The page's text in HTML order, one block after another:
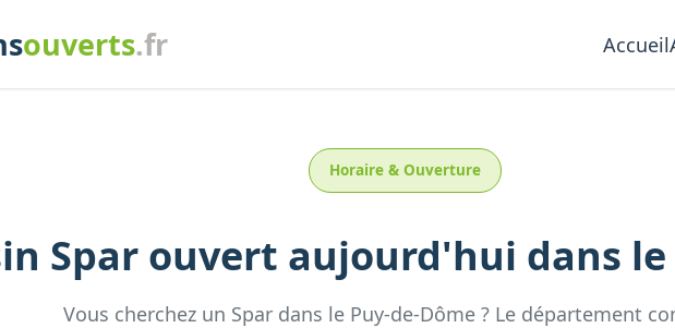
ouverts.fr Accueil
Horaire & Ouverture
Sparouvert aujourd'hui dans le
Vous cherchez un Spar dans le Puy-de-Dôme ? Le département